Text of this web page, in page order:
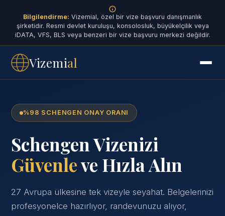
Bilgilendirme: Vizemial, özel bir vize başvuru danışmanlık
şirketidir. Resmi devlet kuruluşu, konsolosluk, büyükelçilik veya
iDATA, VFS, BLS veya benzeri bir vize başvuru merkezi değildir.
Vizemial
%98 SCHENGEN ONAY ORANI
Schengen Vizenizi
Güvenleve Hızla Alın
27 Avrupa ülkesine tek vizeyle seyahat. Belgelerinizi
profesyonelce hazırlıyor, randevunuzu alıyor,